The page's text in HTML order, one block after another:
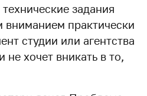
задания
вниманием практически
студии или агентства
не хочет вникать в то,